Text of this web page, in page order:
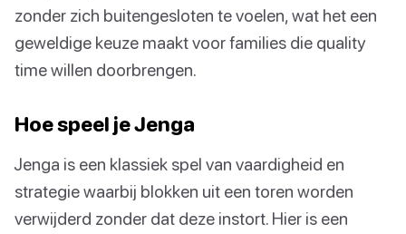
zonder zich buitengesloten te voelen, wat het een
geweldige keuze maakt voor families die quality
time willen doorbrengen.
Hoe speel je Jenga
Jenga is een klassiek spel van vaardigheid en
strategie waarbij blokken uit een toren worden
verwijderd zonder dat deze instort. Hier is een